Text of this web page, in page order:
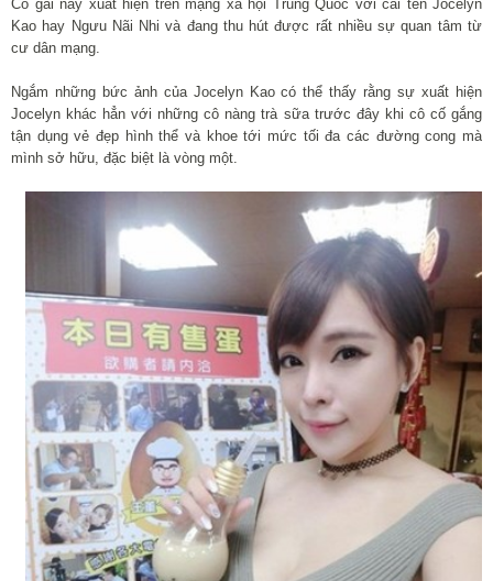
Cô gái này xuất hiện trên mạng xã hội Trung Quốc với cái tên Jocelyn
Kao hay Ngưu Nãi Nhi và đang thu hút được rất nhiều sự quan tâm từ
cư dân mạng.
Ngắm những bức ảnh của Jocelyn Kao có thể thấy rằng sự xuất hiện
Jocelyn khác hẳn với những cô nàng trà sữa trước đây khi cô cố gắng
tận dụng vẻ đẹp hình thể và khoe tới mức tối đa các đường cong mà
mình sở hữu, đặc biệt là vòng một.